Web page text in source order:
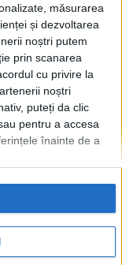
măsurarea
și dezvoltarea
noștri putem
prin scanarea
cu privire la
noștri
puteți da clic
pentru a accesa
înainte de a
la acest site
partea de jos a